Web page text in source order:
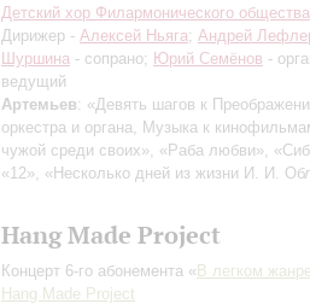
Детский хор Филармонического
Дирижер - Алексей Ньяга; Андрей
Шуршина - сопрано; Юрий Семёнов -
ведущий
Артемьев: «Девять шагов к
оркестра и органа, Музыка к
чужой среди своих», «Раба любви»,
«12», «Несколько дней из жизни И. И.
Hang Made Project
Концерт 6-го абонемента « В легком жанре
Hang Made Project